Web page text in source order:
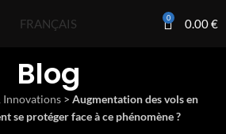
FRANÇAIS 0 0.00€
Blog
> Augmentation des vols en
se protéger face à ce phénomène ?